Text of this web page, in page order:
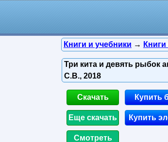
Книги и учебники →
Три кита и девять рыбок
С.В., 2018
Скачать
Еще скачать
Смотреть
Купить
Купить